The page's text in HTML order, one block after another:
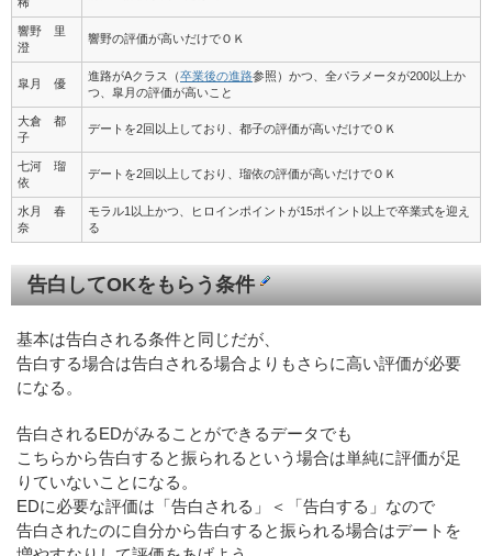
響野 里
澄
響野の評価が高いだけでＯＫ
皐月 優
進路がAクラス（卒業後の進路参照）かつ、全パラメータが200以上か
つ、皐月の評価が高いこと
大倉 都
子
デートを2回以上しており、都子の評価が高いだけでＯＫ
七河 瑠
依
デートを2回以上しており、瑠依の評価が高いだけでＯＫ
水月 春
奈
モラル1以上かつ、ヒロインポイントが15ポイント以上で卒業式を迎え
る
告白してOKをもらう条件
基本は告白される条件と同じだが、
告白する場合は告白される場合よりもさらに高い評価が必要
になる。
告白されるEDがみることができるデータでも
こちらから告白すると振られるという場合は単純に評価が足
りていないことになる。
EDに必要な評価は「告白される」＜「告白する」なので
告白されたのに自分から告白すると振られる場合はデートを